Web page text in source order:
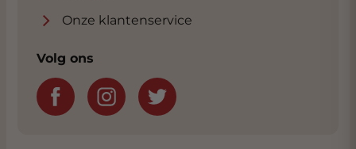
Onze klantenservice
Volg ons